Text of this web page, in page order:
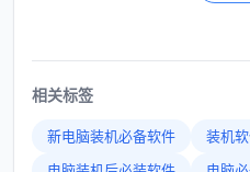
相关标签
新电脑装机必备软件
装机